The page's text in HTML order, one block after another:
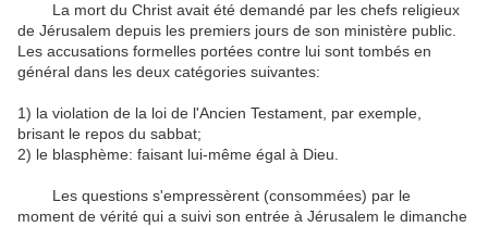
La mort du Christ avait été demandé par les chefs religieux
de Jérusalem depuis les premiers jours de son ministère public
Les accusations formelles portées contre lui sont tombés en
général dans les deux catégories suivantes:
1) la violation de la loi de l'Ancien Testament par exemple
brisant le repos du sabbat;
2) le blasphème: faisant lui-même égal à Dieu.
Les questions s'empressèrent (consommées) par le
moment de vérité qui a suivi son entrée à Jérusalem le dimanche